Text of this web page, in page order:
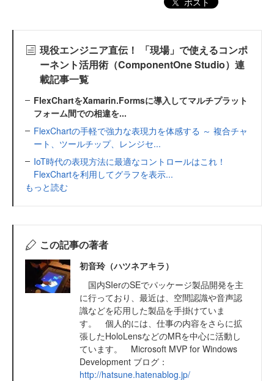
現役エンジニア直伝！ 「現場」で使えるコンポ
ーネント活用術（ComponentOne Studio）連
載記事一覧
FlexChartをXamarin.Formsに導入してマルチプラット
フォーム間での相違を...
FlexChartの手軽で強力な表現力を体感する ～ 複合チャ
ート、ツールチップ、レンジセ...
IoT時代の表現方法に最適なコントロールはこれ！
FlexChartを利用してグラフを表示...
もっと読む
この記事の著者
初音玲（ハツネアキラ）
国内SIerのSEでパッケージ製品開発を主
に行っており、最近は、空間認識や音声認
識などを応用した製品を手掛けていま
す。 個人的には、仕事の内容をさらに拡
張したHoloLensなどのMRを中心に活動し
ています。 Microsoft MVP for Windows
Development ブログ：
http://hatsune.hatenablog.jp/